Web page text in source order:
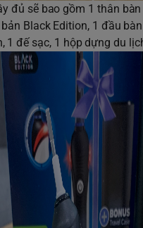
đủ sẽ bao gồm 1 thân
Black Edition, 1 đầu
1 đế sạc, 1 hộp dựng du